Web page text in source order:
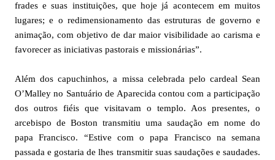
frades e suas instituições, que hoje já acontecem em muitos
lugares; e o redimensionamento das estruturas de governo e
animação, com objetivo de dar maior visibilidade ao carisma e
favorecer as iniciativas pastorais e missionárias”.
Além dos capuchinhos, a missa celebrada pelo cardeal Sean
O’Malley no Santuário de Aparecida contou com a participação
dos outros fiéis que visitavam o templo. Aos presentes, o
arcebispo de Boston transmitiu uma saudação em nome do
papa Francisco. “Estive com o papa Francisco na semana
passada e gostaria de lhes transmitir suas saudações e saudades.